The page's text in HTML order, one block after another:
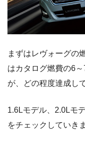
まずはレヴォーグの
はカタログ燃費の6
が、どの程度達成し
1.6Lモデル、2.0Lモ
をチェックしていき